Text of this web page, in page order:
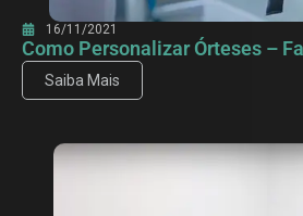
16/11/2021
Como Personalizar Órteses –
Saiba Mais